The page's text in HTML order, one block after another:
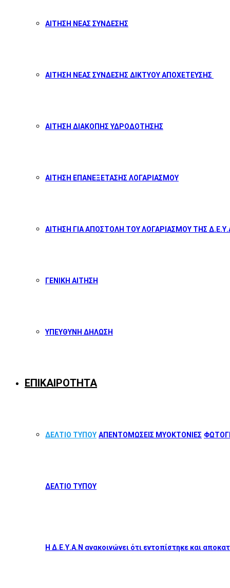
ΑΙΤΗΣΗ ΝΕΑΣ ΣΥΝΔΕΣΗΣ
ΑΙΤΗΣΗ ΝΕΑΣ ΣΥΝΔΕΣΗΣ ΔΙΚΤΥΟΥ ΑΠΟΧΕΤΕΥΣΗΣ
ΑΙΤΗΣΗ ΔΙΑΚΟΠΗΣ ΥΔΡΟΔΟΤΗΣΗΣ
ΑΙΤΗΣΗ ΕΠΑΝΕΞΕΤΑΣΗΣ ΛΟΓΑΡΙΑΣΜΟΥ
ΑΙΤΗΣΗ ΓΙΑ ΑΠΟΣΤΟΛΗ ΤΟΥ ΛΟΓΑΡΙΑΣΜΟΥ ΤΗΣ
ΓΕΝΙΚΗ ΑΙΤΗΣΗ
ΥΠΕΥΘΥΝΗ ΔΗΛΩΣΗ
ΕΠΙΚΑΙΡΟΤΗΤΑ
ΔΕΛΤΙΟ ΤΥΠΟΥ ΑΠΕΝΤΟΜΩΣΕΙΣ ΜΥΟΚΤΟΝΙΕΣ
ΔΕΛΤΙΟ ΤΥΠΟΥ
Η Δ.Ε.Υ.Α.Ν ανακοινώνει ότι εντοπίστηκε και